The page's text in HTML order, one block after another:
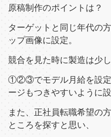
原稿制作のポイントは？
ターゲットと同じ年代の
ップ画像に設定。
競合を見た時に製造は少
①②③でモデル月給を設定
ージもつきやすいように設
また、正社員転職希望の
ところを探すと思い、